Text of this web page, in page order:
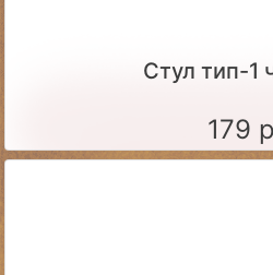
Стул тип-1
179